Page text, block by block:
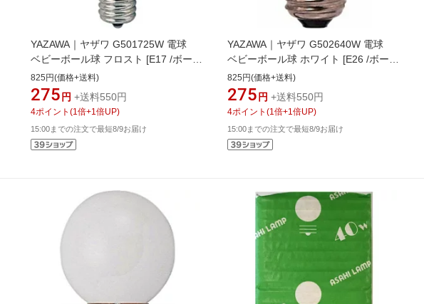
YAZAWA｜ヤザワ G501725W 電球
ベビーボール球 フロスト [E17 /ボール
電球形 /電球色 /1個][G501725W]
825円(価格+送料)
275 円 +送料550円
4ポイント (1 倍+1 倍UP)
15:00までの注文で最短8/9お届け
YAZAWA｜ヤザワ G502640W 電球
ベビーボール球 ホワイト [E26 /ボール
電球形 /電球色 /1個][G502640F]
825円(価格+送料)
275 円 +送料550円
4ポイント (1 倍+1 倍UP)
15:00までの注文で最短8/9お届け